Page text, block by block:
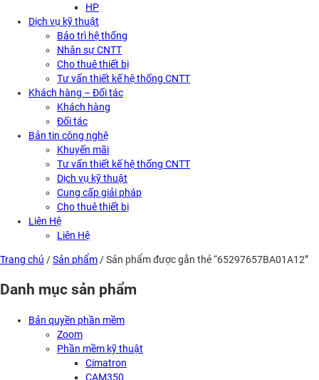
HP
Dịch vụ kỹ thuật
Bảo trì hệ thống
Nhân sự CNTT
Cho thuê thiết bị
Tư vấn thiết kế hệ thống CNTT
Khách hàng – Đối tác
Khách hàng
Đối tác
Bản tin công nghệ
Khuyến mãi
Tư vấn thiết kế hệ thống CNTT
Dịch vụ kỹ thuật
Cung cấp giải pháp
Cho thuê thiết bị
Liên Hệ
Liên Hệ
Trang chủ /Sản phẩm / Sản phẩm được gắn thẻ “65297657BA01A12”
Danh mục sản phẩm
Bản quyền phần mềm
Zoom
Phần mềm kỹ thuật
Cimatron
CAM350